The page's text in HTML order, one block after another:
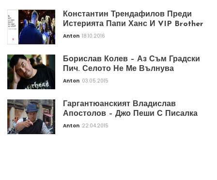
Константин Трендафилов Преди
Истерията Папи Ханс И VIP Brother
Anton 18.10.2016
Борислав Колев – Аз Съм Градски
Пич. Селото Не Ме Вълнува
Anton 03.05.2015
Гаргантюанският Владислав
Апостолов – Джо Пеши С Писалка
Anton 22.04.2015